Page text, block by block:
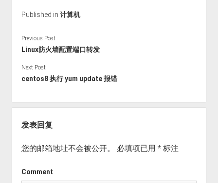
Published in 计算机
Previous Post
Linux防火墙配置端口转发
Next Post
centos8 执行 yum update 报错
发表回复
您的邮箱地址不会被公开。 必填项已用 *标注
Comment